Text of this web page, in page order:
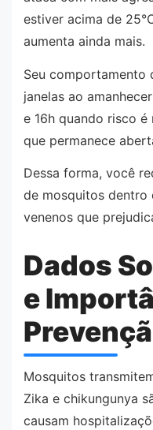
estiver acima de
aumenta ainda mais.
Seu comportamento
janelas ao
e 16h quando risco é
que permanece
Dessa forma, você
de mosquitos dentro
venenos que
Dados
e
Mosquitos
Zika e chikungunya
causam